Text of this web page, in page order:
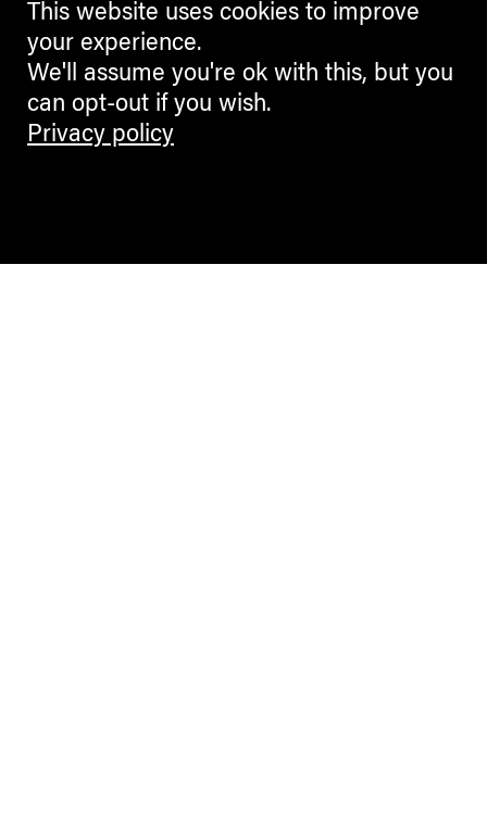
This website uses cookies to improve
your experience.
We'll assume you're ok with this, but you
can opt-out if you wish.
Privacy policy